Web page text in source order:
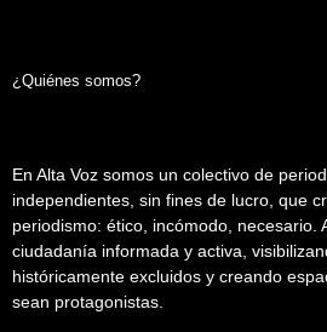
¿Quiénes somos?
En Alta Voz somos un colectivo de
independientes, sin fines de lucro, que
periodismo: ético, incómodo, necesario.
ciudadanía informada y activa,
históricamente excluidos y creando
sean protagonistas.